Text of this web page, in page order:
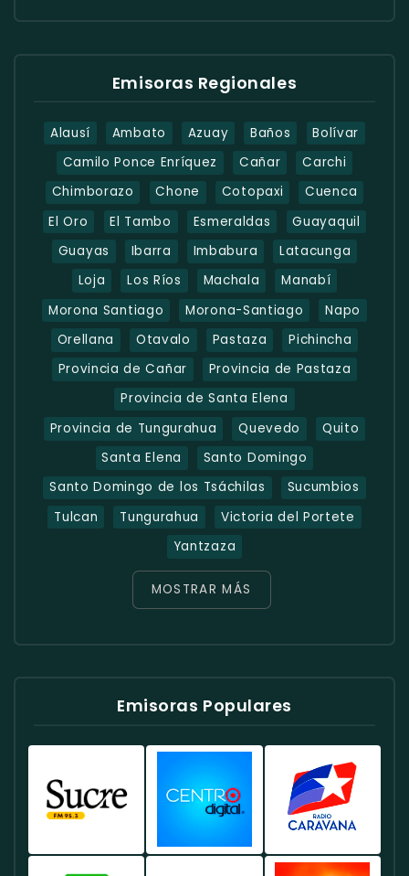
Emisoras Regionales
Alausí Ambato Azuay Baños
Bolívar
Camilo Ponce Enríquez
Cañar
Carchi
Chimborazo
Chone Cotopaxi
Cuenca
El Oro
El Tambo Esmeraldas
Guayaquil
Guayas
Ibarra Imbabura
Latacunga
Loja
Los Ríos Machala
Manabí
Morona Santiago
Morona-Santiago
Napo
Orellana
Otavalo Pastaza
Pichincha
Provincia de Cañar
Provincia de Pastaza
Provincia de Santa Elena
Provincia de Tungurahua
Quevedo
Quito
Santa Elena
Santo Domingo
Santo Domingo de los Tsáchilas
Sucumbios
Tulcan
Tungurahua
Victoria del Portete
Yantzaza
MOSTRAR MÁS
Emisoras Populares
Radio
Radio
Radio